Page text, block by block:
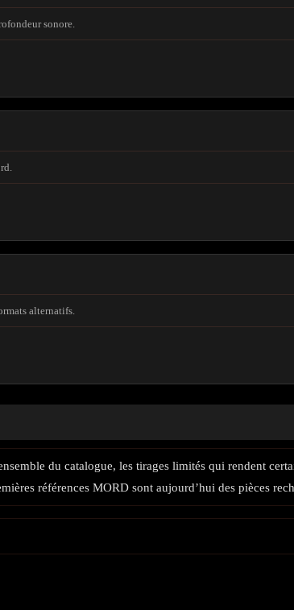
sonore.
alternatifs.
du catalogue, les tirages limités qui rendent
références MORD sont aujourd’hui des pièces